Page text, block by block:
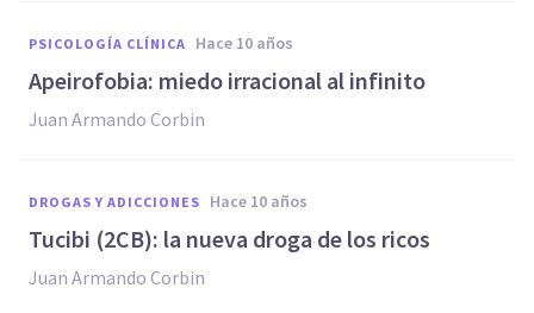
PSICOLOGÍA CLÍNICA hace 10 años
Apeirofobia: miedo irracional al infinito
Juan Armando Corbin
DROGAS Y ADICCIONES hace 10 años
​Tucibi (2CB): la nueva droga de los ricos
Juan Armando Corbin